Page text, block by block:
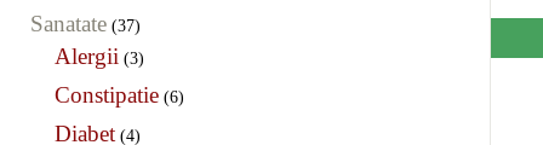
Sanatate (37)
Alergii (3)
Constipatie (6)
Diabet (4)